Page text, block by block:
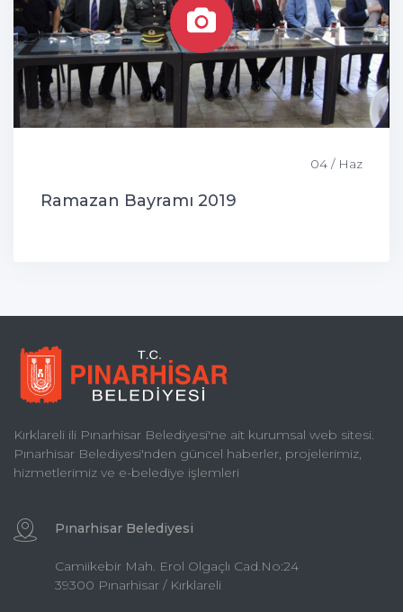
04 / Haz
Ramazan Bayramı 2019
Kırklareli ili Pınarhisar Belediyesi'ne ait kurumsal web sitesi.
Pınarhisar Belediyesi'nden güncel haberler, projelerimiz,
hizmetlerimiz ve e-belediye işlemleri
Pınarhisar Belediyesi
Camiikebir Mah. Erol Olgaçlı Cad.No:24
39300 Pınarhisar / Kırklareli